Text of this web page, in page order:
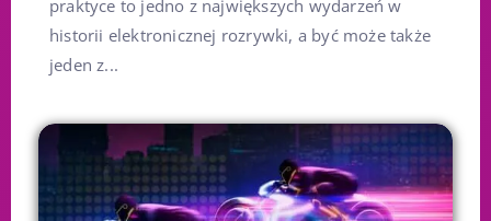
praktyce to jedno z największych wydarzeń w
historii elektronicznej rozrywki, a być może także
jeden z...